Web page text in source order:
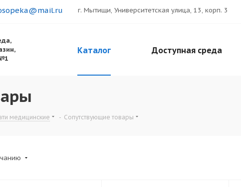
г. Мытищи, Университетская улица, 13, корп. 3
Каталог Доступная среда
медицинские - Сопутствующие товары